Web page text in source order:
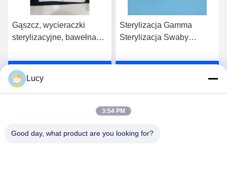
Gąszcz, wycieraczki
sterylizacyjne, bawełna
dla optymalnej czystości
Sterylizacja Gamma
Sterylizacja Swaby
Wielkość opakowania
Lucy
3:54 PM
Good day, what product are you looking for?